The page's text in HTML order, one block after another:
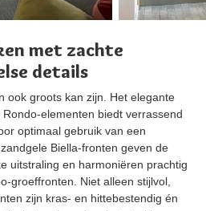
met zachte
details
ook groots kan zijn. Het elegante
elementen biedt verrassend
optimaal gebruik van een
Biella-fronten geven de
uitstraling en harmoniëren prachtig
groeffronten. Niet alleen stijlvol,
zijn kras- en hittebestendig én